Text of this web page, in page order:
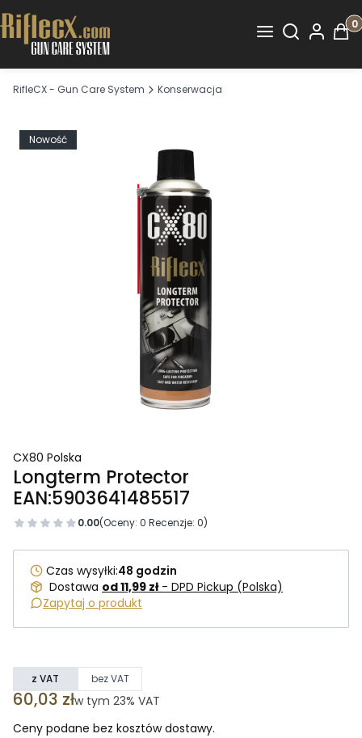
Otwórz
RifleCX - Gun Care System Konserwacja
Nowość
CX80 Polska
Longterm Protector
EAN:5903641485517
0.00(Oceny: 0 Recenzje: 0)
Czas wysyłki:48 godzin
Dostawa od 11,99 zł - DPD Pickup (Polska)
Zapytaj o produkt
z VAT bez VAT
Cena
60,03 złw tym 23% VAT
w tym 23% VAT
Ceny podane bez kosztów dostawy.